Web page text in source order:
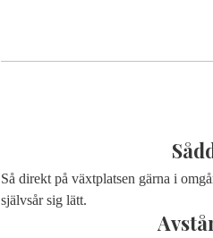
Så direkt på växtplatsen gärna i
självsår sig lätt.